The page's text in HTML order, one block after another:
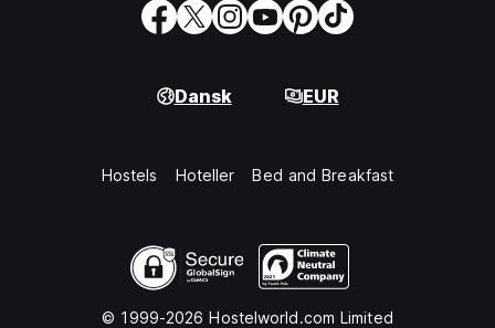
Dansk EUR
Hostels Hoteller Bed and Breakfast
© 1999-2026 Hostelworld.com Limited